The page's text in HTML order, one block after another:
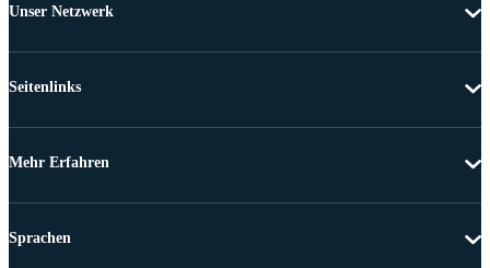
Unser Netzwerk
Seitenlinks
Mehr Erfahren
Sprachen